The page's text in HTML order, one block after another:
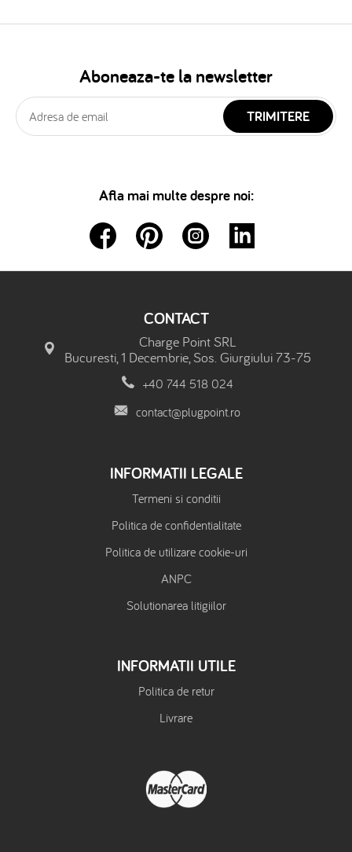
Aboneaza-te la newsletter
TRIMITERE
Afla mai multe despre noi:
CONTACT
Charge Point SRL
Bucuresti, 1 Decembrie, Sos. Giurgiului 73-75
+40 744 518 024
contact@plugpoint.ro
INFORMATII LEGALE
Termeni si conditii
Politica de confidentialitate
Politica de utilizare cookie-uri
ANPC
Solutionarea litigiilor
INFORMATII UTILE
Politica de retur
Livrare